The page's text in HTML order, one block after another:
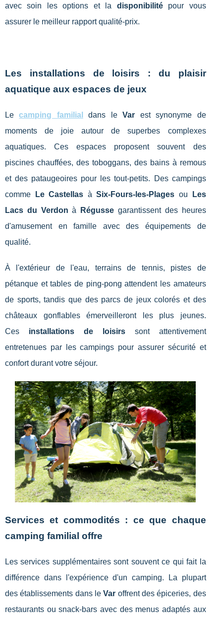
avec soin les options et la disponibilitépour vous
assurer le meilleur rapport qualité-prix.
Les installations de loisirs : du plaisir
aquatique aux espaces de jeux
Lecamping familial dans leVar est synonyme de
moments de joie autour de superbes complexes
aquatiques. Ces espaces proposent souvent des
piscines chauffées, des toboggans, des bains à remous
et des pataugeoires pour les tout-petits. Des campings
comme
Le Castellas àSix-Fours-les-Plages ou
Les
Lacs du Verdon à Régusse garantissent des heures
d'amusement en famille avec des équipements de
qualité.
À l'extérieur de l'eau, terrains de tennis, pistes de
pétanque et tables de ping-pong attendent les amateurs
de sports, tandis que des parcs de jeux colorés et des
châteaux gonflables émerveilleront les plus jeunes.
Ces installations de loisirssont attentivement
entretenues par les campings pour assurer sécurité et
confort durant votre séjour.
Services et commodités : ce que chaque
camping familial offre
Les services supplémentaires sont souvent ce qui fait la
différence dans l'expérience d'un camping. La plupart
des établissements dans leVar offrent des épiceries, des
restaurants ou snack-bars avec des menus adaptés aux